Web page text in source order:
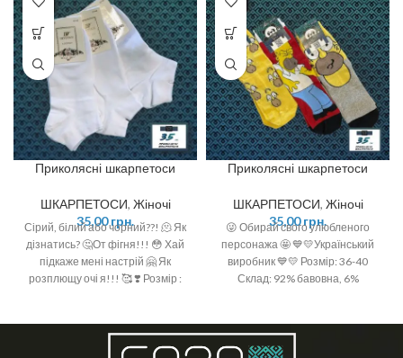
Приколясні шкарпетоси
ШКАРПЕТОСИ, Жіночі
35,00грн.
Сірий, білий або чорний??! 🫠 Як
дізнатись? 🤔От фігня!!! 😳 Хай
підкаже мені настрій 🤗 Як
розплющу очі я!!! 🥰 ❣️ Розмір :
Приколясні шкарпетоси
ШКАРПЕТОСИ, Жіночі
35,00грн.
😜 Обирай свого улюбленого
персонажа 🤩 💙💛Український
виробник 💙💛 Розмір: 36-40
Склад: 92% бавовна, 6%